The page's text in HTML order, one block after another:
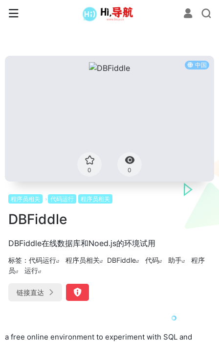
中国
0 0
程序员相关 代码运行 程序员相关
DBFiddle
DBFiddle在线数据库和Noed.js的环境试用
标签： 代码运行 程序员相关 DBFiddle 代码 助手
程序
员
运行
链接直达
a free online environment to experiment with SQL and